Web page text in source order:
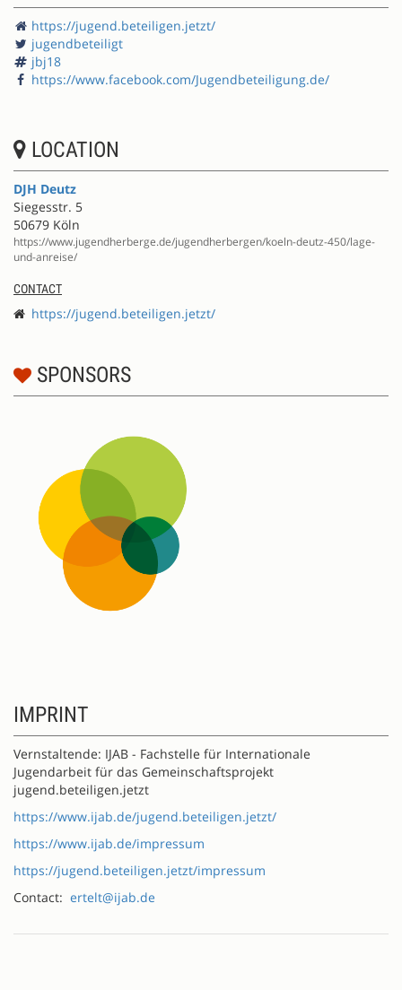
https://jugend.beteiligen.jetzt/
jugendbeteiligt
jbj18
https://www.facebook.com/Jugendbeteiligung.de/
LOCATION
DJH Deutz
Siegesstr. 5
50679 Köln
https://www.jugendherberge.de/jugendherbergen/koeln-deutz-450/lage-
und-anreise/
CONTACT
https://jugend.beteiligen.jetzt/
SPONSORS
IMPRINT
Vernstaltende: IJAB - Fachstelle für Internationale
Jugendarbeit für das Gemeinschaftsprojekt
jugend.beteiligen.jetzt
https://www.ijab.de/jugend.beteiligen.jetzt/
https://www.ijab.de/impressum
https://jugend.beteiligen.jetzt/impressum
Contact: ertelt@ijab.de